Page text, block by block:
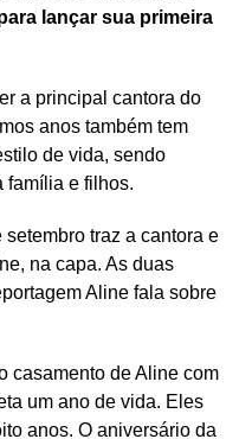
lançar sua primeira
a principal cantora do
anos também tem
de vida, sendo
família e filhos.
traz a cantora e
na capa. As duas
Aline fala sobre
casamento de Aline com
um ano de vida. Eles
anos. O aniversário da